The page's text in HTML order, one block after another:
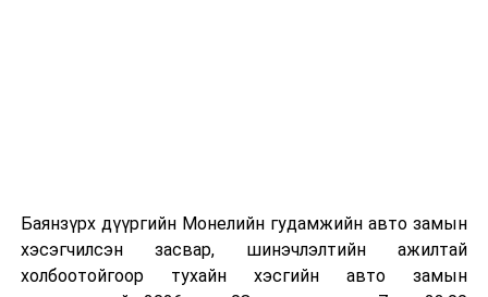
болон дулааны эрчим хүч үйлдвэрлэхэд ашиглаж
болдог. Зарим технологийн хувьд шаталтын дараа
үлдэх үнснээс фосфор зэрэг ашигт эрдсийг сэргээн
Баянзүрх дүүргийн Монелийн гудамжийн авто замын
хэсэгчилсэн засвар, шинэчлэлтийн ажилтай
холбоотойгоор тухайн хэсгийн авто замын